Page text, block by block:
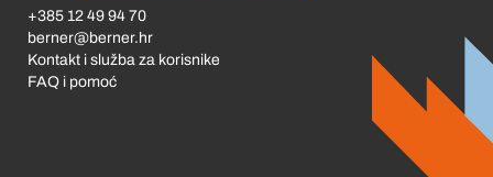
+385 12 49 94 70
berner@berner.hr
Kontakt i služba za korisnike
FAQ i pomoć